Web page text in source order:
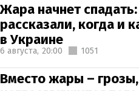
Жара начнет
рассказали, когда и
в Украине
6 августа, 20:00 1051
Вместо жары –